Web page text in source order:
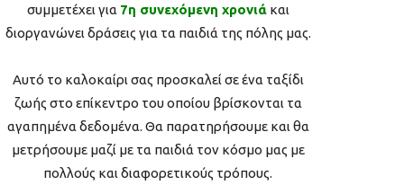
συμμετέχει για 7η συνεχόμενη χρονιά και
διοργανώνει δράσεις για τα παιδιά της πόλης μας.
Αυτό το καλοκαίρι σας προσκαλεί σε ένα ταξίδι
ζωής στο επίκεντρο του οποίου βρίσκονται τα
αγαπημένα δεδομένα. Θα παρατηρήσουμε και θα
μετρήσουμε μαζί με τα παιδιά τον κόσμο μας με
πολλούς και διαφορετικούς τρόπους.